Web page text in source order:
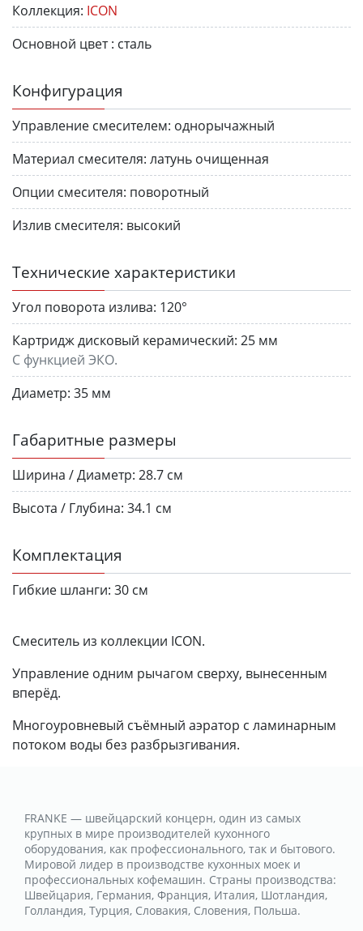
Коллекция: ICON
Основной цвет : сталь
Конфигурация
Управление смесителем: однорычажный
Материал смесителя: латунь очищенная
Опции смесителя: поворотный
Излив смесителя: высокий
Технические характеристики
Угол поворота излива: 120°
Картридж дисковый керамический: 25 мм
С функцией ЭКО.
Диаметр: 35 мм
Габаритные размеры
Ширина / Диаметр: 28.7 см
Высота / Глубина: 34.1 см
Комплектация
Гибкие шланги: 30 см
Смеситель из коллекции ICON.
Управление одним рычагом сверху, вынесенным
вперёд.
Многоуровневый съёмный аэратор с ламинарным
потоком воды без разбрызгивания.
FRANKE — швейцарский концерн, один из самых
крупных в мире производителей кухонного
оборудования, как профессионального, так и бытового.
Мировой лидер в производстве кухонных моек и
профессиональных кофемашин. Страны производства:
Швейцария, Германия, Франция, Италия, Шотландия,
Голландия, Турция, Словакия, Словения, Польша.